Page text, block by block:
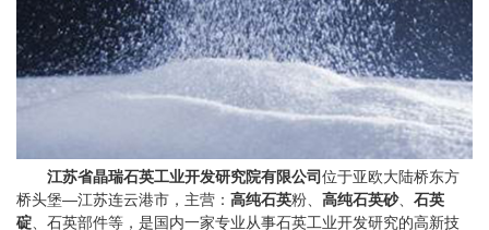
江苏省晶瑞石英工业开发研究院有限公司位于亚欧大陆桥东方
桥头堡—江苏连云港市，主营： 高纯石英粉、 高纯石英砂、 石英
碇 、石英部件等，是国内一家专业从事石英工业开发研究的高新技